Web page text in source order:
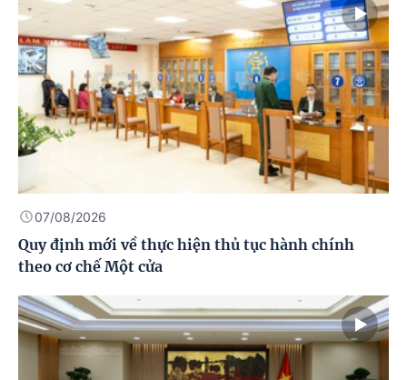
07/08/2026
Quy định mới về thực hiện thủ tục hành chính
theo cơ chế Một cửa